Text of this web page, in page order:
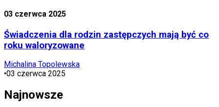
03 czerwca 2025
Świadczenia dla rodzin zastępczych mają być co
roku waloryzowane
Michalina Topolewska
•03 czerwca 2025
Najnowsze